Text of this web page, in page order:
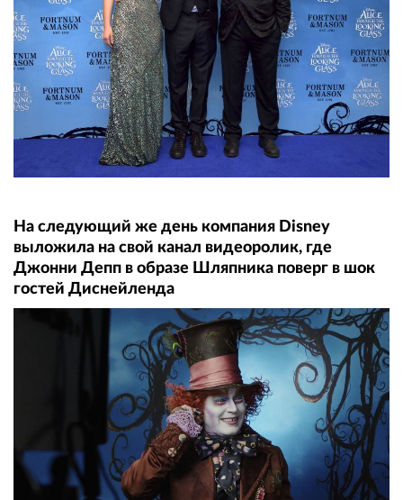
На следующий же день компания Disney
выложила на свой канал видеоролик, где
Джонни Депп в образе Шляпника поверг в шок
гостей Диснейленда